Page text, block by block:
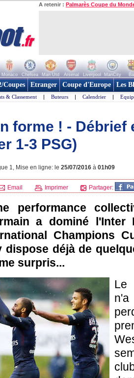
A retenir : Palmarès Coupe du
Monaco Chelsea Man Utd Arsenal Liverpool ManCity
Coupes Etranger Coupe d'Europe Les
& Classement | Buteurs | Calendrier |
forme ! - Débrief
1-3 PSG)
1, Mise en ligne: le 25/07/2016 à 01h09
Email Imprimer Partager:
performance
a dominé l'Inter
Champions
dispose déjà de
surpris...
Le